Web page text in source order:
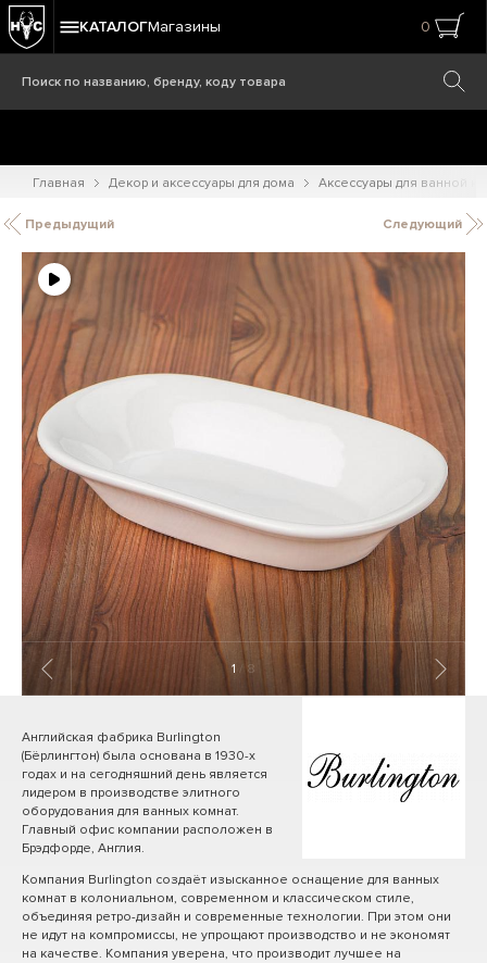
КАТАЛОГМагазины 0
Главная Декор и аксессуары для дома Аксессуары для ванной
Предыдущий Следующий
1 / 8
Английская фабрика Burlington
(Бёрлингтон) была основана в 1930-х
годах и на сегодняшний день является
лидером в производстве элитного
оборудования для ванных комнат.
Главный офис компании расположен в
Брэдфорде, Англия.
Компания Burlington создаёт изысканное оснащение для ванных
комнат в колониальном, современном и классическом стиле,
объединяя ретро-дизайн и современные технологии. При этом они
не идут на компромиссы, не упрощают производство и не экономят
на качестве. Компания уверена, что производит лучшее на